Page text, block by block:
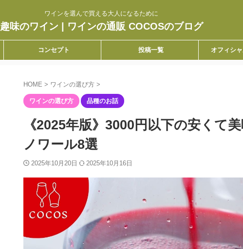
ワインを選んで買える大人になるために
趣味のワイン | ワインの通販 COCOSのブログ
コンセプト 投稿一覧 オフィシ
HOME > ワインの選び方 >
ワインの選び方 品種のお話
《2025年版》3000円以下の安くて
ノワール8選
2025年10月20日 2025年10月16日